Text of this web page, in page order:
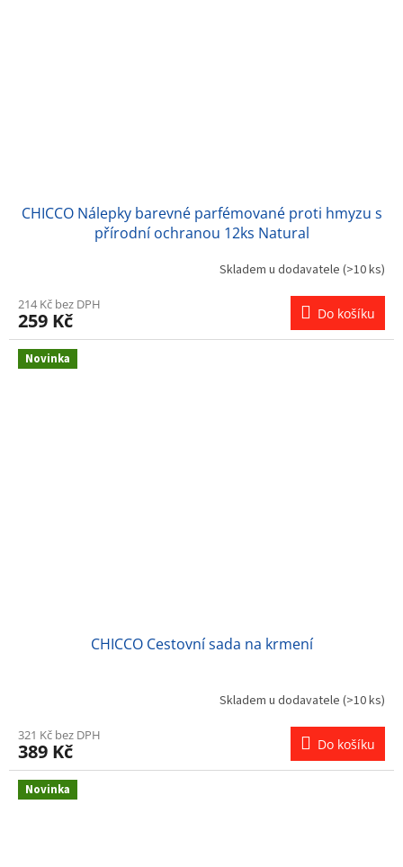
CHICCO Nálepky barevné parfémované proti hmyzu s
přírodní ochranou 12ks Natural
Skladem u dodavatele (>10 ks)
214 Kč bez DPH
259 Kč Do košíku
Novinka
CHICCO Cestovní sada na krmení
Skladem u dodavatele (>10 ks)
321 Kč bez DPH
389 Kč Do košíku
Novinka